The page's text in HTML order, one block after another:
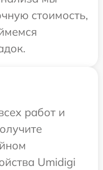
стоимость,
работ и
Umidigi